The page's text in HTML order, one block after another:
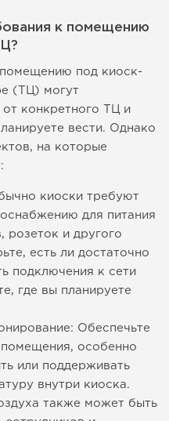
к помещению
помещению под киоск-
(ТЦ) могут
от конкретного ТЦ и
вести. Однако
на которые
киоски требуют
для питания
розеток и другого
есть ли достаточно
подключения к сети
где вы планируете
Обеспечьте
особенно
или поддерживать
внутри киоска.
также может быть